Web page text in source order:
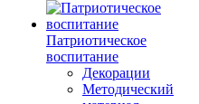
Патриотическое
воспитание
Декорации
Методический